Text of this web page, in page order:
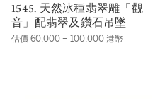
1545. 天然冰種翡翠雕「觀
音」配翡翠及鑽石吊墜
估價 60,000 – 100,000 港幣